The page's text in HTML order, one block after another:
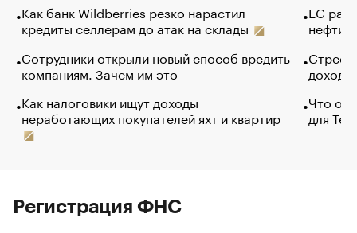
Как банк Wildberries резко нарастил
кредиты селлерам до атак на склады
Сотрудники открыли новый способ вредить
компаниям. Зачем им это
Как налоговики ищут доходы
неработающих покупателей яхт и квартир
ЕС
нефти
Что
для
Регистрация ФНС